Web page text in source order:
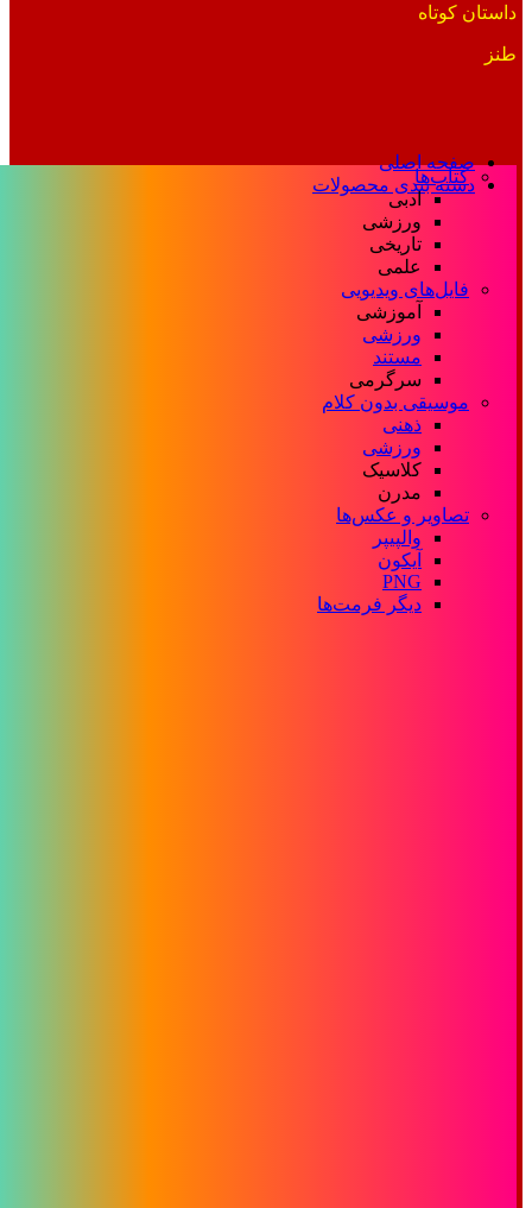
داستان کوتاه
طنز
صفحه اصلی
دسته بندی محصولات
کتاب‌ها
ادبی
ورزشی
تاریخی
علمی
فایل‌های ویدیویی
آموزشی
ورزشی
مستند
سرگرمی
موسیقی بدون کلام
ذهنی
ورزشی
کلاسیک
مدرن
تصاویر و عکس‌ها
والپیپر
آیکون
PNG
دیگر فرمت‌ها